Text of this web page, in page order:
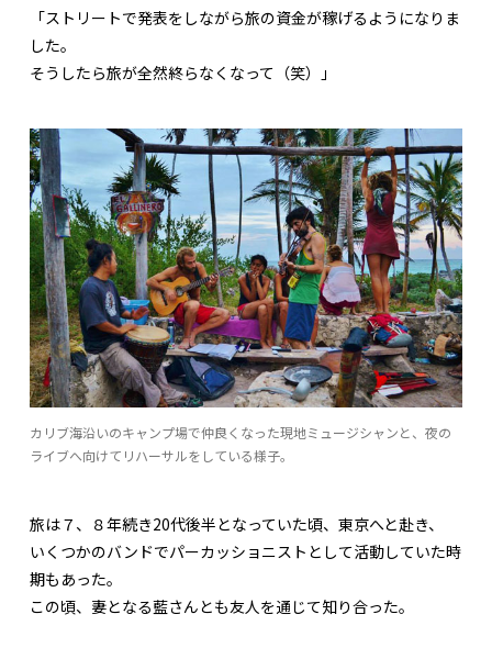
「ストリートで発表をしながら旅の資金が稼げるようになりま
した。
そうしたら旅が全然終らなくなって（笑）」
カリブ海沿いのキャンプ場で仲良くなった現地ミュージシャンと、夜の
ライブへ向けてリハーサルをしている様子。
旅は７、８年続き20代後半となっていた頃、東京へと赴き、
いくつかのバンドでパーカッショニストとして活動していた時
期もあった。
この頃、妻となる藍さんとも友人を通じて知り合った。